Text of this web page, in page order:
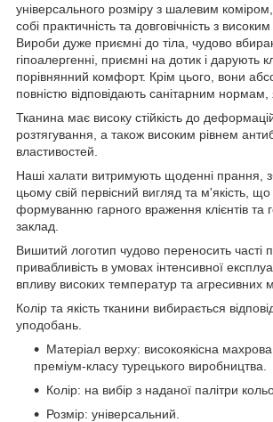
універсального розміру з шалевим
собі практичність та довговічність з
Вироби дуже приємні до тіла, чудово
гіпоалергенні, приємні на дотик і дарують
порівнянний комфорт. Крім цього, вони
повністю відповідають санітарним нормам,
Тканина має високу стійкість до
розтягування, а також високим рівнем
властивостей.
Наші халати витримують щоденні прання,
цьому свій первісний вигляд та м'якість,
формуванню гарного враження клієнтів та
заклад.
Вишитий логотип чудово переносить часті
привабливість в умовах інтенсивної
впливу високих температур та агресивних
Колір та якість тканини вибирається
уподобань.
Матеріал верху: високоякісна
преміум-класу турецького виробництва.
Колір: на вибір з наданої палітри
Розмір: універсальний.